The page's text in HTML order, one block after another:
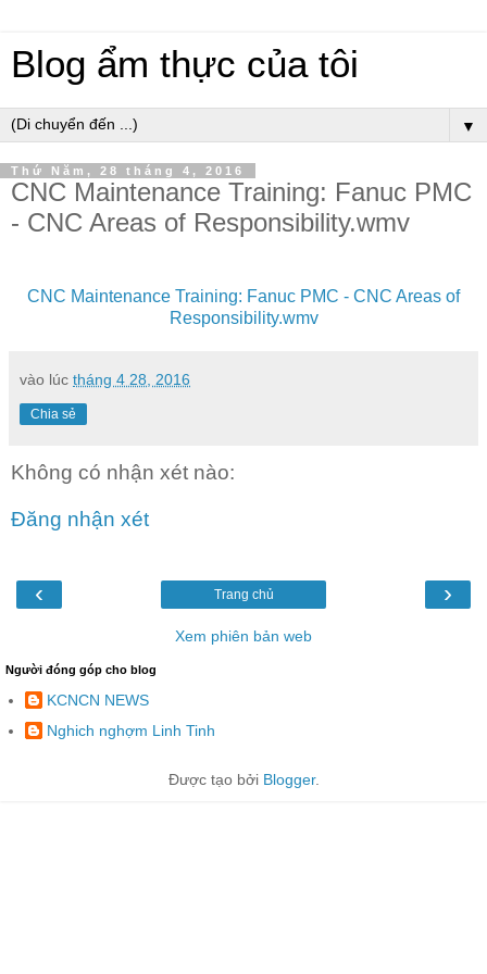
Blog ẩm thực của tôi
▼
Thứ Năm, 28 tháng 4, 2016
CNC Maintenance Training: Fanuc PMC
- CNC Areas of Responsibility.wmv
CNC Maintenance Training: Fanuc PMC - CNC Areas of
Responsibility.wmv
vào lúc tháng 4 28, 2016
Chia sẻ
Không có nhận xét nào:
Đăng nhận xét
‹ ›
Trang chủ
Xem phiên bản web
Người đóng góp cho blog
KCNCN NEWS
Nghich nghợm Linh Tinh
Được tạo bởi Blogger.